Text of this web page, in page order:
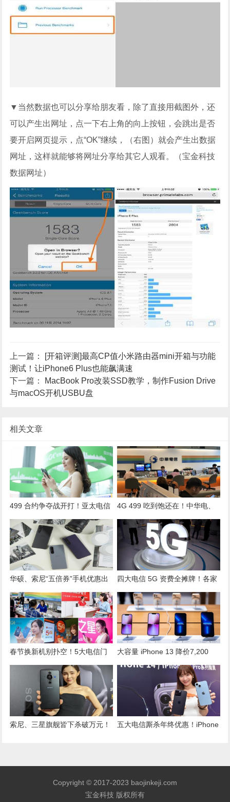
▼当然数据也可以分享给朋友看，除了直接用截图外，还
可以产生出网址，点一下右上角的向上按钮，会跳出是否
要开启网页提示，点“OK”继续，（右图）就会产生出数据
网址，这样就能够将网址分享给其它人观看。（宝金科技
数据网址）
上一篇： [开箱评测]最高CP值小米路由器mini开箱与功能
测试！让iPhone6 Plus也能飙满速
下一篇： MacBook Pro改装SSD教学，制作Fusion Drive
与macOS开机USBU盘
相关文章
499 合约争夺战开打！亚太电信
推“168”不限速吃到饱迎战
4G 499 吃到饱还在！中华电、
大推“早鸟一秒续约”
华硕、索尼“五倍券”手机优惠出
炉！旗舰最高加码 3,000 元
四大电信 5G 资费全摊牌！各家
入门价、吃到饱 2 张图比一比
春节换新机别扑空！5大电信门
市过年营业时间懒人包一次看
大容量 iPhone 13 降价7,200
元！苹果经销通路祭限时限量优
索尼、三星旗舰皆下杀破万元！
五大电信厮杀年终优惠！iPhone
Copyright © 2017-2023 baojinkeji.com
宝金科技 版权所有